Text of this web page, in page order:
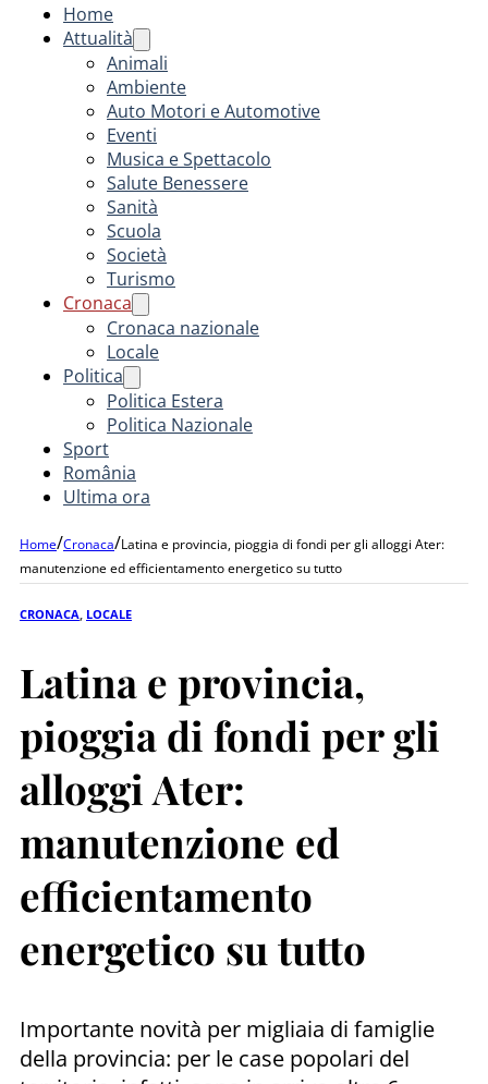
Home
Attualità
Animali
Ambiente
Auto Motori e Automotive
Eventi
Musica e Spettacolo
Salute Benessere
Sanità
Scuola
Società
Turismo
Cronaca
Cronaca nazionale
Locale
Politica
Politica Estera
Politica Nazionale
Sport
România
Ultima ora
Home/Cronaca/Latina e provincia, pioggia di fondi per gli alloggi Ater:
manutenzione ed efficientamento energetico su tutto
CRONACA LOCALE
Latina e provincia,
pioggia di fondi per gli
alloggi Ater:
manutenzione ed
efficientamento
energetico su tutto
Importante novità per migliaia di famiglie
della provincia: per le case popolari del